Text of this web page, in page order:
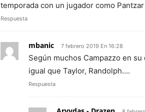
temporada con un jugador como
Respuesta
mbanic 7 febrero 2019 En 16:28
Según muchos Campazzo en
igual que Taylor, Randolph….
Respuesta